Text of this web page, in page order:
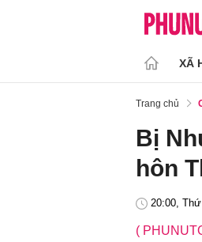
XÃ
Trang chủ
Bị
hôn
20:00,
(